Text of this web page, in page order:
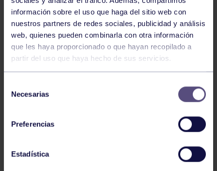
información sobre el uso que haga del sitio web con
nuestros partners de redes sociales, publicidad y análisis
web, quienes pueden combinarla con otra información
que les haya proporcionado o que hayan recopilado a
partir del uso que haya hecho de sus servicios.
Necesarias
Preferencias
Estadística
Voleibol 27 Abr 2026
CAMPEONAS DE ASTURIAS